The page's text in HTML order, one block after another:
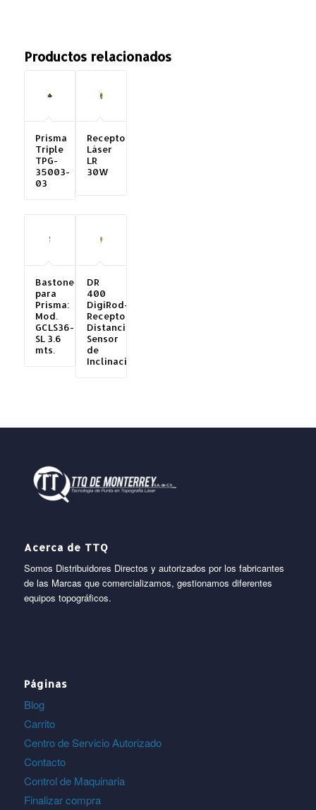
Productos relacionados
Prisma
Triple
TPG-
35003-
03
Receptor
Láser
LR
30W
Bastones
para
Prisma:
Mod.
GCLS36-
SL 3.6
mts.
DR
400
DigiRod-
Receptor-
Distanciómetro-
Sensor
de
Inclinación
Acerca de TTQ
Somos Distribuidores Directos y autorizados por los fabricantes
de las Marcas que comercializamos, gestionamos diferentes
equipos topográficos.
Páginas
Blog
Carrito
Centro de Servicio Autorizado
Contacto
Control de Maquinaria
Finalizar compra